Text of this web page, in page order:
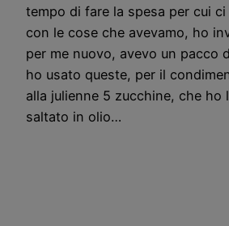
tempo di fare la spesa per cui
con le cose che avevamo, ho
per me nuovo, avevo un pacco
ho usato queste, per il
alla julienne 5 zucchine, che ho
saltato in olio…